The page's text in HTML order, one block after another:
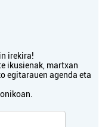
irekira!
ikusienak, martxan
egitarauen agenda eta